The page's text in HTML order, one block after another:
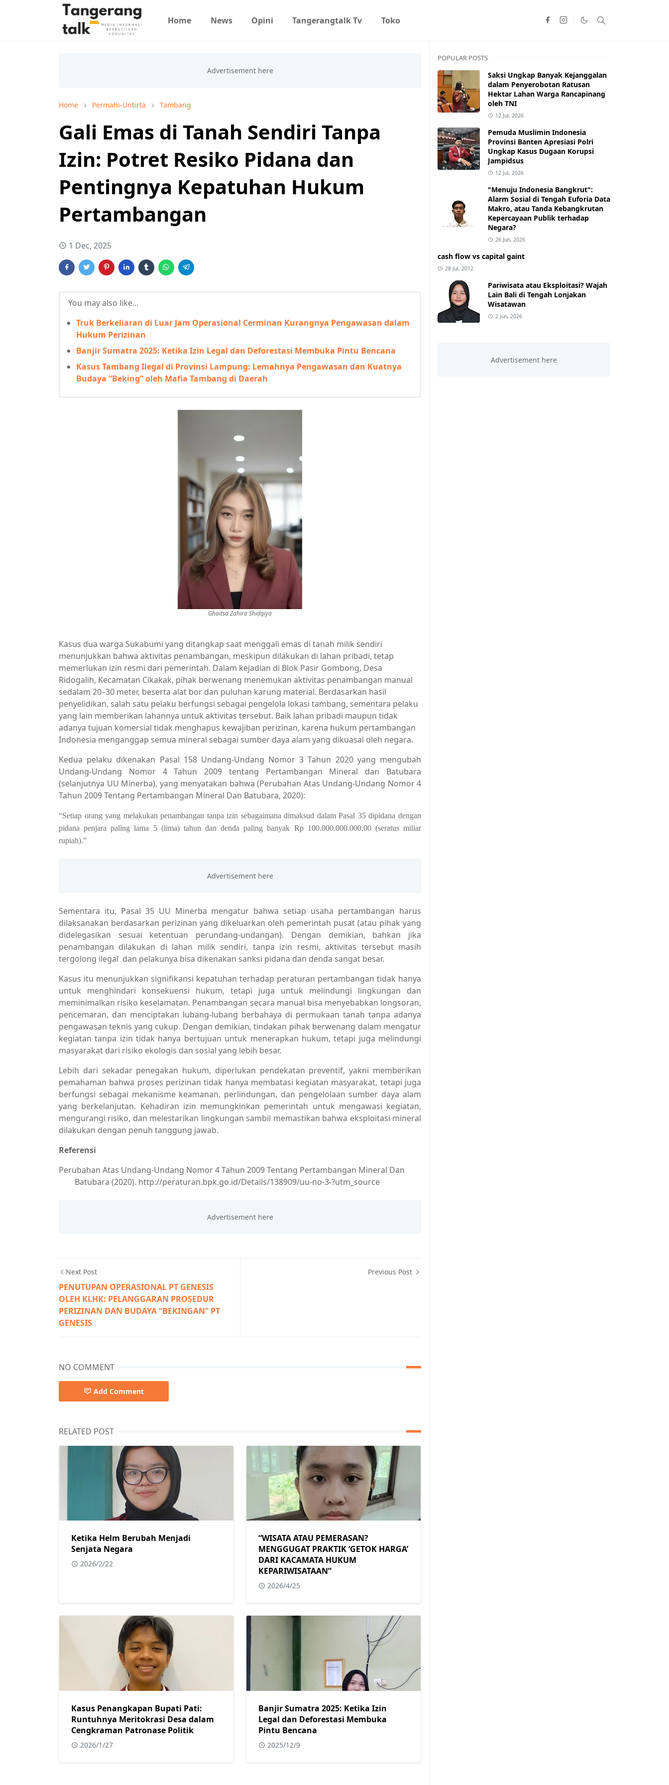
Home News Opini Tangerangtalk Tv Toko
Home Permahi-Untirta Tambang
Gali Emas di Tanah Sendiri Tanpa
Izin: Potret Resiko Pidana dan
Pentingnya Kepatuhan Hukum
Pertambangan
1 Dec, 2025
You may also like...
Truk Berkeliaran di Luar Jam Operasional Cerminan Kurangnya Pengawasan dalam
Hukum Perizinan
Banjir Sumatra 2025: Ketika Izin Legal dan Deforestasi Membuka Pintu Bencana
Kasus Tambang Ilegal di Provinsi Lampung: Lemahnya Pengawasan dan Kuatnya
Budaya “Beking” oleh Mafia Tambang di Daerah
Ghaitsa Zahira Shidqiya
Kasus dua warga Sukabumi yang ditangkap saat menggali emas di tanah milik sendiri
menunjukkan bahwa aktivitas penambangan, meskipun dilakukan di lahan pribadi, tetap
memerlukan izin resmi dari pemerintah. Dalam kejadian di Blok Pasir Gombong, Desa
Ridogalih, Kecamatan Cikakak, pihak berwenang menemukan aktivitas penambangan manual
sedalam 20–30 meter, beserta alat bor dan puluhan karung material. Berdasarkan hasil
penyelidikan, salah satu pelaku berfungsi sebagai pengelola lokasi tambang, sementara pelaku
yang lain memberikan lahannya untuk aktivitas tersebut. Baik lahan pribadi maupun tidak
adanya tujuan komersial tidak menghapus kewajiban perizinan, karena hukum pertambangan
Indonesia menganggap semua mineral sebagai sumber daya alam yang dikuasai oleh negara.
Kedua pelaku dikenakan Pasal 158 Undang-Undang Nomor 3 Tahun 2020 yang mengubah
Undang-Undang Nomor 4 Tahun 2009 tentang Pertambangan Mineral dan Batubara
(selanjutnya UU Minerba), yang menyatakan bahwa (Perubahan Atas Undang-Undang Nomor 4
Tahun 2009 Tentang Pertambangan Mineral Dan Batubara, 2020):
“Setiap orang yang melakukan penambangan tanpa izin sebagaimana dimaksud dalam Pasal 35 dipidana dengan
pidana penjara paling lama 5 (lima) tahun dan denda paling banyak Rp 100.000.000.000,00 (seratus miliar
rupiah).”
Sementara itu, Pasal 35 UU Minerba mengatur bahwa setiap usaha pertambangan harus
dilaksanakan berdasarkan perizinan yang dikeluarkan oleh pemerintah pusat (atau pihak yang
didelegasikan sesuai ketentuan perundang-undangan). Dengan demikian, bahkan jika
penambangan dilakukan di lahan milik sendiri, tanpa izin resmi, aktivitas tersebut masih
tergolong ilegal dan pelakunya bisa dikenakan sanksi pidana dan denda sangat besar.
Kasus itu menunjukkan signifikansi kepatuhan terhadap peraturan pertambangan tidak hanya
untuk menghindari konsekuensi hukum, tetapi juga untuk melindungi lingkungan dan
meminimalkan risiko keselamatan. Penambangan secara manual bisa menyebabkan longsoran,
pencemaran, dan menciptakan lubang-lubang berbahaya di permukaan tanah tanpa adanya
pengawasan teknis yang cukup. Dengan demikian, tindakan pihak berwenang dalam mengatur
kegiatan tanpa izin tidak hanya bertujuan untuk menerapkan hukum, tetapi juga melindungi
masyarakat dari risiko ekologis dan sosial yang lebih besar.
Lebih dari sekadar penegakan hukum, diperlukan pendekatan preventif, yakni memberikan
pemahaman bahwa proses perizinan tidak hanya membatasi kegiatan masyarakat, tetapi juga
berfungsi sebagai mekanisme keamanan, perlindungan, dan pengelolaan sumber daya alam
yang berkelanjutan. Kehadiran izin memungkinkan pemerintah untuk mengawasi kegiatan,
mengurangi risiko, dan melestarikan lingkungan sambil memastikan bahwa eksploitasi mineral
dilakukan dengan penuh tanggung jawab.
Referensi
Perubahan Atas Undang-Undang Nomor 4 Tahun 2009 Tentang Pertambangan Mineral Dan
Batubara (2020). http://peraturan.bpk.go.id/Details/138909/uu-no-3-?utm_source
Next Post
PENUTUPAN OPERASIONAL PT GENESIS
OLEH KLHK: PELANGGARAN PROSEDUR
PERIZINAN DAN BUDAYA “BEKINGAN” PT
GENESIS
Previous Post
NO COMMENT
Add Comment
RELATED POST
Ketika Helm Berubah Menjadi
Senjata Negara
2026/2/22
“WISATA ATAU PEMERASAN?
MENGGUGAT PRAKTIK ‘GETOK HARGA’
DARI KACAMATA HUKUM
KEPARIWISATAAN”
2026/4/25
Kasus Penangkapan Bupati Pati:
Runtuhnya Meritokrasi Desa dalam
Cengkraman Patronase Politik
2026/1/27
Banjir Sumatra 2025: Ketika Izin
Legal dan Deforestasi Membuka
Pintu Bencana
2025/12/9
POPULAR POSTS
Saksi Ungkap Banyak Kejanggalan
dalam Penyerobotan Ratusan
Hektar Lahan Warga Rancapinang
oleh TNI
12 Jul, 2026
Pemuda Muslimin Indonesia
Provinsi Banten Apresiasi Polri
Ungkap Kasus Dugaan Korupsi
Jampidsus
12 Jul, 2026
"Menuju Indonesia Bangkrut":
Alarm Sosial di Tengah Euforia Data
Makro, atau Tanda Kebangkrutan
Kepercayaan Publik terhadap
Negara?
26 Jun, 2026
cash flow vs capital gaint
28 Jul, 2012
Pariwisata atau Eksploitasi? Wajah
Lain Bali di Tengah Lonjakan
Wisatawan
2 Jun, 2026